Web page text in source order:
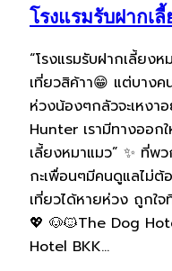
โรงแรมรับฝากเ
“โรงแรมรับฝากเลี้ยง
เที่ยวสิค้าา😁 แต่บาง
ห่วงน้องๆกลัวจะเหง
Hunter เรามีทางออก
เลี้ยงหมาแมว” ✨ ที่พ
กะเพื่อนๆมีคนดูแลไม่ต้
เที่ยวได้หายห่วง ถูกใ
💖 🐶🐱The Dog
Hotel BKK…